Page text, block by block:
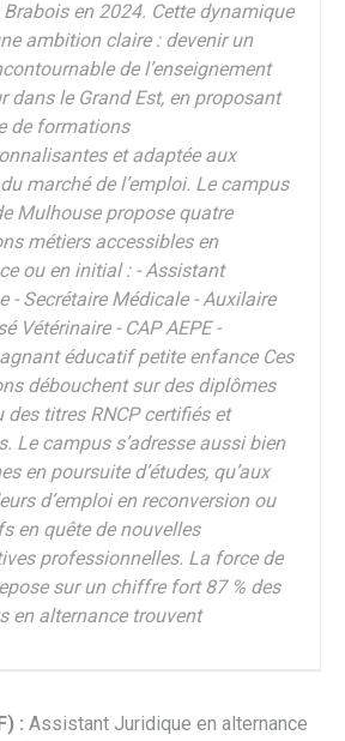
en 2024. Cette dynamique
ambition claire : devenir un
de l’enseignement
dans le Grand Est, en proposant
de formations
et adaptée aux
marché de l’emploi. Le campus
Mulhouse propose quatre
métiers accessibles en
ou en initial : - Assistant
- Secrétaire Médicale - Auxilaire
Vétérinaire - CAP AEPE -
éducatif petite enfance Ces
débouchent sur des diplômes
des titres RNCP certifiés et
Le campus s’adresse aussi bien
en poursuite d’études, qu’aux
d’emploi en reconversion ou
en quête de nouvelles
professionnelles. La force de
sur un chiffre fort 87 % des
en alternance trouvent
: Assistant Juridique en alternance